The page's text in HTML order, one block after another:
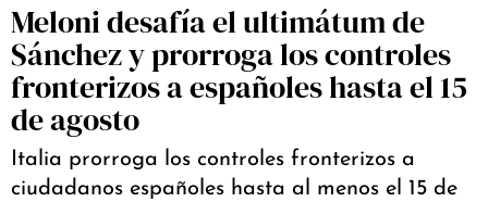
Meloni desafía el ultimátum de
Sánchez y prorroga los controles
fronterizos a españoles hasta el 15
de agosto
Italia prorroga los controles fronterizos a
ciudadanos españoles hasta al menos el 15 de